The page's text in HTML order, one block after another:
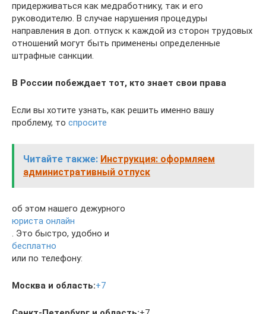
придерживаться как медработнику, так и его
руководителю. В случае нарушения процедуры
направления в доп. отпуск к каждой из сторон трудовых
отношений могут быть применены определенные
штрафные санкции.
В России побеждает тот, кто знает свои права
Если вы хотите узнать, как решить именно вашу
проблему, то спросите
Читайте также: Инструкция: оформляем
административный отпуск
об этом нашего дежурного
юриста онлайн
. Это быстро, удобно и
бесплатно
или по телефону:
Москва и область:+7